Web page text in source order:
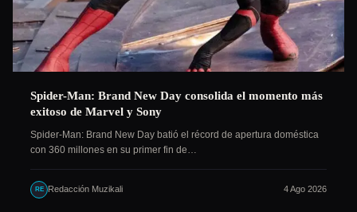
Spider-Man: Brand New Day consolida el momento más
exitoso de Marvel y Sony
Spider-Man: Brand New Day batió el récord de apertura doméstica
con 360 millones en su primer fin de…
RE Redacción Muzikali 4 Ago 2026